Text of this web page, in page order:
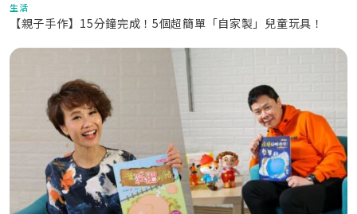
生活
【親子手作】15分鐘完成！5個超簡單「自家製」兒童玩具！